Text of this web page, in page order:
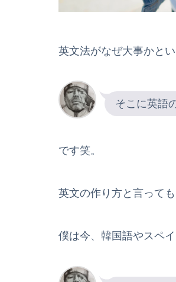
英文法がなぜ大事かとい
そこに英語
です笑。
英文の作り方と言っても
僕は今、韓国語やスペ